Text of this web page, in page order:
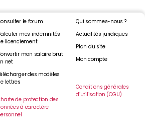
le forum
mes indemnités
licenciement
mon salaire brut
net
des modèles
lettres
de protection des
à caractère
Qui sommes-nous ?
Actualités juridiques
Plan du site
Mon compte
Conditions générales
d’utilisation (CGU)